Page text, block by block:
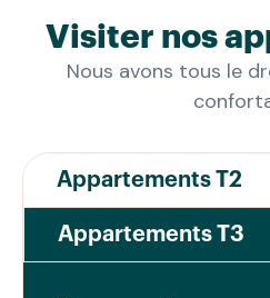
de départ pour explorer
au réseau de bus
portes de Chartres et
un habitat inclusif pour
Visiter nos
Nous avons tous le
Appartements T2
Appartements T3